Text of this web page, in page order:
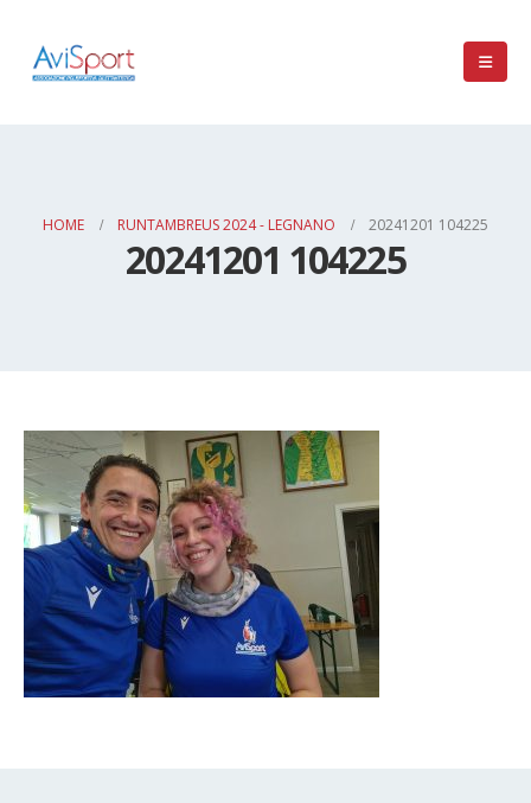
HOME RUNTAMBREUS 2024 - LEGNANO 20241201 104225
20241201 104225